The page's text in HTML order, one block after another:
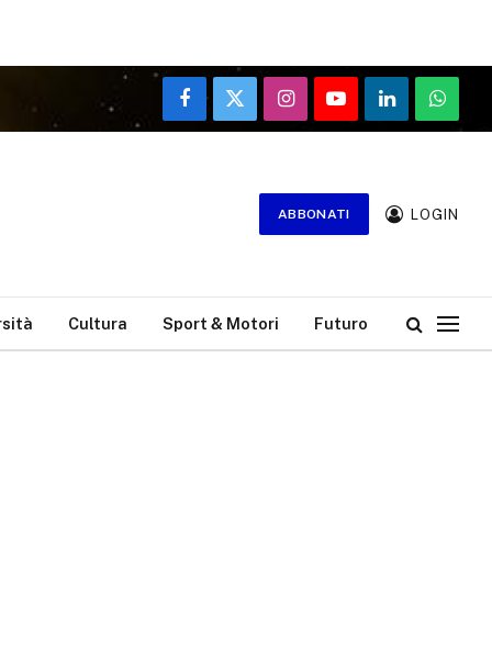
Facebook
X
(Twitter)
InstagramYouTubeLinkedIn
ABBONATI LOGIN
Cultura Sport & Motori Futuro